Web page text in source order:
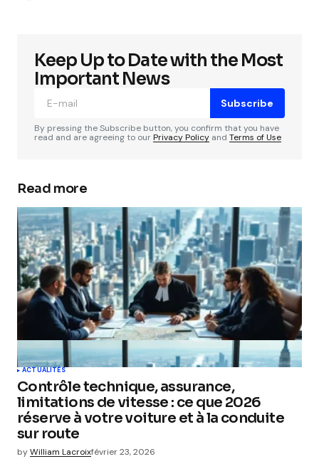
Keep Up to Date with the Most
Important News
Subscribe
By pressing the Subscribe button, you confirm that you have
read and are agreeing to ourPrivacy Policy and Terms of Use
Read more
ACTUALITÉS
Contrôle technique, assurance,
limitations de vitesse : ce que 2026
réserve à votre voiture et à la conduite
sur route
byWilliam Lacroixfévrier 23, 2026